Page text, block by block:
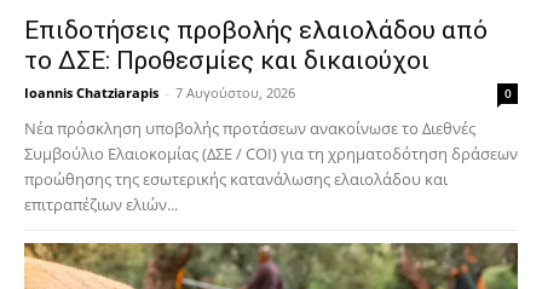
Επιδοτήσεις προβολής ελαιολάδου από
το ΔΣΕ: Προθεσμίες και δικαιούχοι
Ioannis Chatziarapis - 7 Αυγούστου, 2026 0
Νέα πρόσκληση υποβολής προτάσεων ανακοίνωσε το Διεθνές
Συμβούλιο Ελαιοκομίας (ΔΣΕ / COI) για τη χρηματοδότηση δράσεων
προώθησης της εσωτερικής κατανάλωσης ελαιολάδου και
επιτραπέζιων ελιών...